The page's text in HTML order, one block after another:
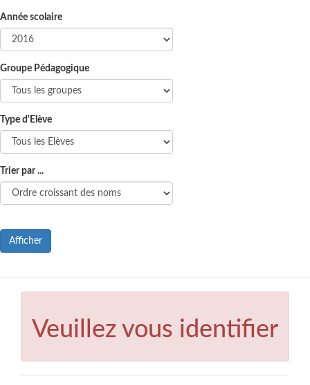
Année scolaire
Groupe Pédagogique
Type d'Elève
Trier par ...
Afficher
Veuillez vous identifier